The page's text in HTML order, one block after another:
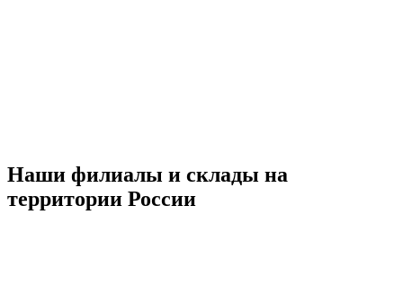
Наши филиалы и склады на
территории России